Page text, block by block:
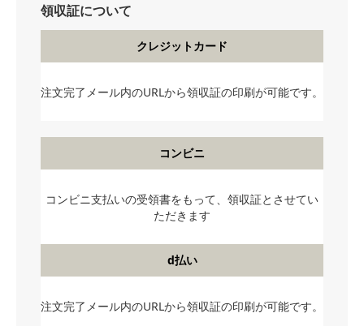
領収証について
クレジットカード
注文完了メール内のURLから領収証の印刷が可能です。
コンビニ
コンビニ支払いの受領書をもって、領収証とさせてい
ただきます
d払い
注文完了メール内のURLから領収証の印刷が可能です。